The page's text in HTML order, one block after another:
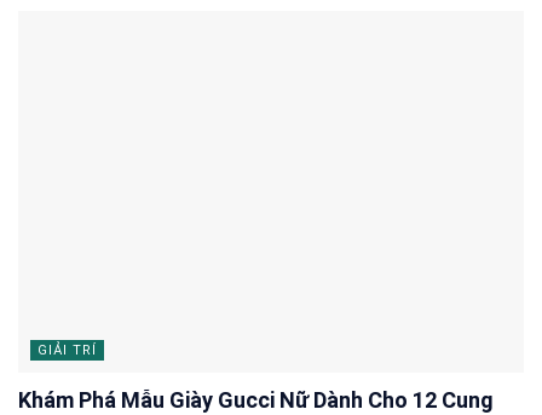
GIẢI TRÍ
Khám Phá Mẫu Giày Gucci Nữ Dành Cho 12 Cung